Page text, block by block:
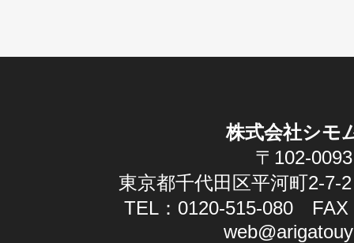
株式会社シモ
〒102-0093
東京都千代田区平河町2-7-
TEL：0120-515-080 FAX